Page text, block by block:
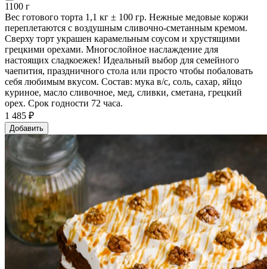
1100 г
Вес готового торта 1,1 кг ± 100 гр. Нежные медовые коржи
переплетаются с воздушным сливочно-сметанным кремом.
Сверху торт украшен карамельным соусом и хрустящими
грецкими орехами. Многослойное наслаждение для
настоящих сладкоежек! Идеальный выбор для семейного
чаепития, праздничного стола или просто чтобы побаловать
себя любимым вкусом. Состав: мука в/с, соль, сахар, яйцо
куриное, масло сливочное, мед, сливки, сметана, грецкий
орех. Срок годности 72 часа.
1 485 ₽
Добавить